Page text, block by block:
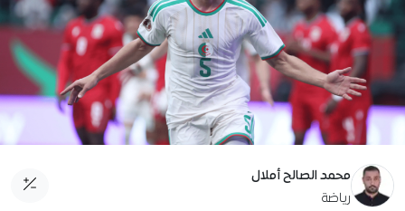
محمد الصالح أملال
رياضة